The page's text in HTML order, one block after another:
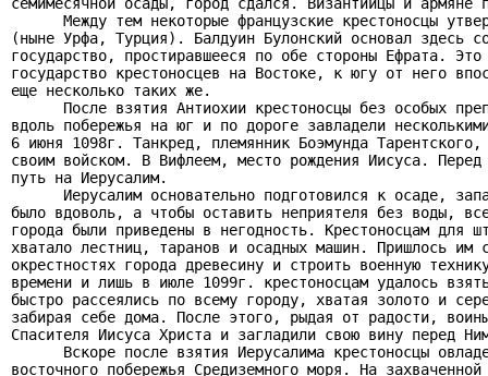
Между тем некоторые французские крестоносцы
(ныне Урфа, Турция). Балдуин Булонский основал здесь
государство, простиравшееся по обе стороны Ефрата. Это
государство крестоносцев на Востоке, к югу от него
еще несколько таких же.
После взятия Антиохии крестоносцы без особых
вдоль побережья на юг и по дороге завладели
6 июня 1098г. Танкред, племянник Боэмунда
своим войском. В Вифлеем, место рождения Иисуса. Перед
путь на Иерусалим.
Иерусалим основательно подготовился к осаде,
было вдоволь, а чтобы оставить неприятеля без воды,
города были приведены в негодность. Крестоносцам для
хватало лестниц, таранов и осадных машин. Пришлось им
окрестностях города древесину и строить военную
времени и лишь в июле 1099г. крестоносцам удалось
быстро рассеялись по всему городу, хватая золото и
забирая себе дома. После этого, рыдая от радости,
Спасителя Иисуса Христа и загладили свою вину перед
Вскоре после взятия Иерусалима крестоносцы
восточного побережья Средиземного моря. На